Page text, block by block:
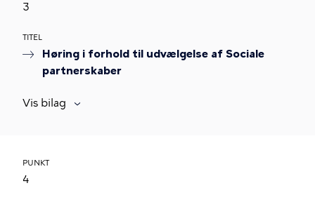
3
TITEL
Høring i forhold til udvælgelse af Sociale
partnerskaber
Vis bilag
PUNKT
4